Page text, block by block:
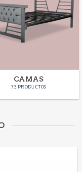
CAMAS
73 PRODUCTOS